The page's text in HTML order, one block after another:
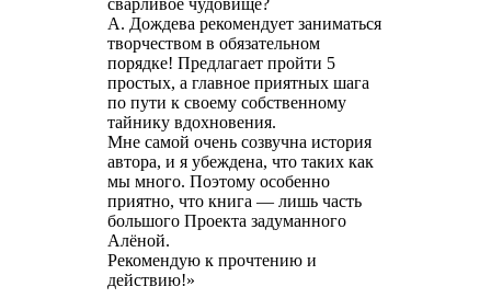
А. Дождева рекомендует заниматься
творчеством в обязательном
порядке! Предлагает пройти 5
простых, а главное приятных шага
по пути к своему собственному
тайнику вдохновения.
Мне самой очень созвучна история
автора, и я убеждена, что таких как
мы много. Поэтому особенно
приятно, что книга — лишь часть
большого Проекта задуманного
Алёной.
Рекомендую к прочтению и
действию!»